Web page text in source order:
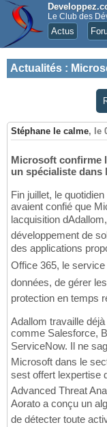
Le Club des
Actus
Actualités :
Stéphane le calme, le
Microsoft confirme
un spécialiste
Fin juillet, le
avaient confié que
lacquisition
développement de
des applications
Office 365, le service
données, de gérer
protection en temps
Adallom travaille
comme Salesforce,
ServiceNow. Il ne
Microsoft dans le
sest offert
Advanced Threat
Aorato a conçu un
de détecter toute